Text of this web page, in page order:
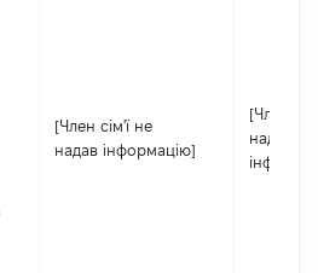
[Член сім'ї не
надав інформацію]
[Член
надав